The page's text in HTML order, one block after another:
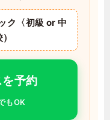
ク〈初級 or 中
予約
もOK